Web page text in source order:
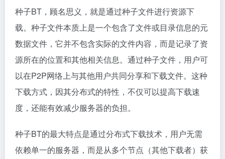
种子BT，顾名思义，就是通过种子文件进行资源下
载。种子文件本质上是一个包含了文件或目录信息的元
数据文件，它并不包含实际的文件内容，而是记录了资
源所在的位置和其他相关信息。通过种子文件，用户可
以在P2P网络上与其他用户共同分享和下载文件。这种
下载方式，因其分布式的特性，不仅可以提高下载速
度，还能有效减少服务器的负担。
种子BT的最大特点是通过分布式下载技术，用户无需
依赖单一的服务器，而是从多个节点（其他下载者）获